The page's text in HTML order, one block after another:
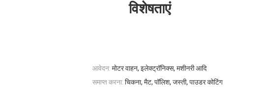
विशेषताएं
आवेदन: मोटर वाहन, इलेक्ट्रॉनिक्स, मशीनरी आदि
समाप्त करना: चिकना, मैट, पॉलिश, जस्ती, पाउडर कोटिंग